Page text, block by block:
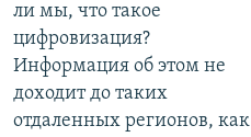
ли мы, что такое
цифровизация?
Информация об этом не
доходит до таких
отдаленных регионов, как